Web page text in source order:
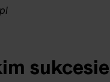
sukcesie